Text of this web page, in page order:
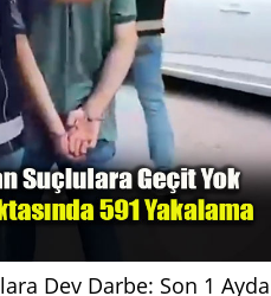
Dev Darbe: Son 1 Ayda